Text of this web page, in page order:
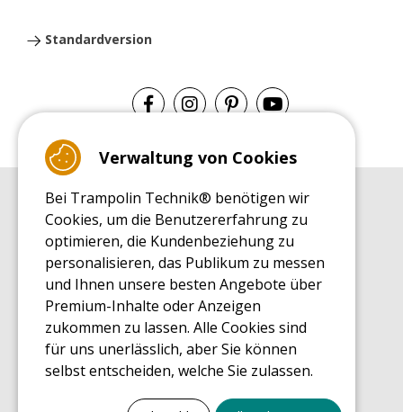
Standardversion
EINKAUFSRATGEBER
Einkaufsratgeber
MONTAGE RATGEBER
Montagehinweise für ein Freizeit Trampolin
PFLEGERATGEBER
Pflegeratgeber für Ihr Freizeit Trampolin
ENDECKUNGSTOUR
Was Sie über Freizeit Trampoline wissen sollten
EINKAUFSRATGEBER FÜR ERSATZTEILE
Verwaltung von Cookies
Bei Trampolin Technik® benötigen wir
Cookies, um die Benutzererfahrung zu
optimieren, die Kundenbeziehung zu
personalisieren, das Publikum zu messen
und Ihnen unsere besten Angebote über
Premium-Inhalte oder Anzeigen
zukommen zu lassen. Alle Cookies sind
für uns unerlässlich, aber Sie können
selbst entscheiden, welche Sie zulassen.
Alles ankreuzen